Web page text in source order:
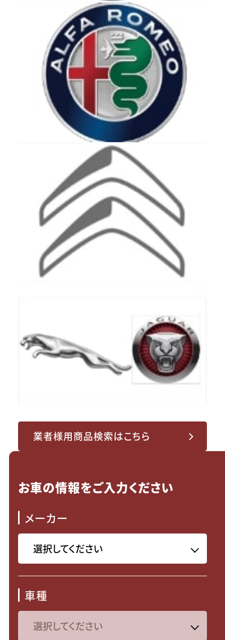
業者様用商品検索はこちら
お車の情報をご入力ください
メーカー
車種